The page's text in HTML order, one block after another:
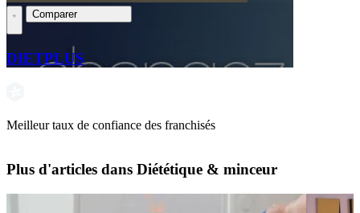
Comparer
DIETPLUS
Meilleur taux de confiance des franchisés
Plus d'articles dans Diététique & minceur